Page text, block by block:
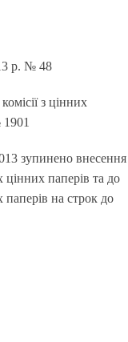
р. № 48
з цінних
зупинено внесення
цінних паперів та до
на строк до